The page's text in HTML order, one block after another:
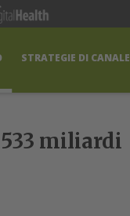
STRATEGIE DI CANALE
miliardi